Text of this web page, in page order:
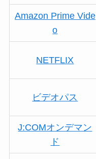
Amazon Prime Vide
o
NETFLIX
ビデオパス
J:COMオンデマン
ド